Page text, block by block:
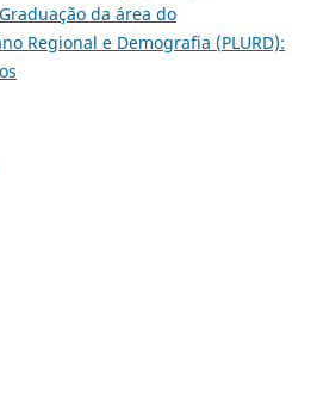
da área do
Regional e Demografia (PLURD):